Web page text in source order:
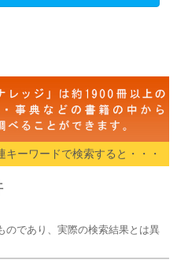
ーワードで検索すると・・・
であり、実際の検索結果とは異